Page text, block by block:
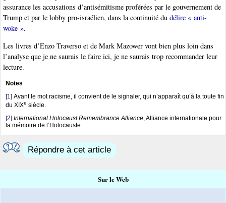
assurance les accusations d’antisémitisme proférées par le gouvernement de
Trump et par le lobby pro-israélien, dans la continuité du délire « anti-
woke ».
Les livres d’Enzo Traverso et de Mark Mazower vont bien plus loin dans
l’analyse que je ne saurais le faire ici, je ne saurais trop recommander leur
lecture.
Notes
[1 ] Avant le mot racisme, il convient de le signaler, qui n’apparaît qu’à la toute fin
du XIXe siècle.
[2] International Holocaust Remembrance Alliance , Alliance internationale pour
la mémoire de l’Holocauste
Répondre à cet article
Sur le Web